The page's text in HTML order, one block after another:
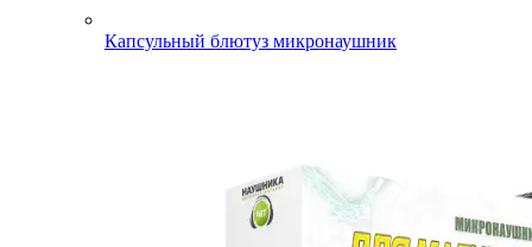
Капсульный блютуз микронаушник